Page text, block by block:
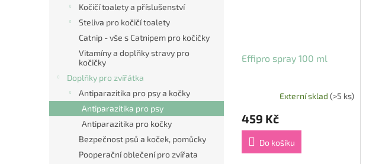
Kočičí toalety a příslušenství
Steliva pro kočičí toalety
Catnip - vše s Catnipem pro kočičky
Vitamíny a doplňky stravy pro
kočičky
Doplňky pro zvířátka
Antiparazitika pro psy a kočky
Antiparazitika pro psy
Antiparazitika pro kočky
Bezpečnost psů a koček, pomůcky
Pooperační oblečení pro zvířata
Effipro spray 100 ml
Externí sklad (>5 ks)
459 Kč
Do košíku